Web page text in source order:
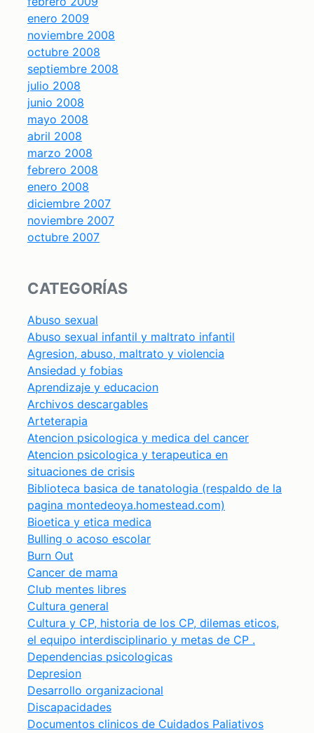
enero 2009
noviembre 2008
octubre 2008
septiembre 2008
julio 2008
junio 2008
mayo 2008
abril 2008
marzo 2008
febrero 2008
enero 2008
diciembre 2007
noviembre 2007
octubre 2007
CATEGORÍAS
Abuso sexual
Abuso sexual infantil y maltrato infantil
Agresion, abuso, maltrato y violencia
Ansiedad y fobias
Aprendizaje y educacion
Archivos descargables
Arteterapia
Atencion psicologica y medica del cancer
Atencion psicologica y terapeutica en
situaciones de crisis
Biblioteca basica de tanatologia (respaldo de la
pagina montedeoya.homestead.com)
Bioetica y etica medica
Bulling o acoso escolar
Burn Out
Cancer de mama
Club mentes libres
Cultura general
Cultura y CP, historia de los CP, dilemas eticos,
el equipo interdisciplinario y metas de CP .
Dependencias psicologicas
Depresion
Desarrollo organizacional
Discapacidades
Documentos clinicos de Cuidados Paliativos